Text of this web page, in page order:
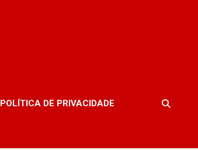
POLÍTICA DE PRIVACIDADE